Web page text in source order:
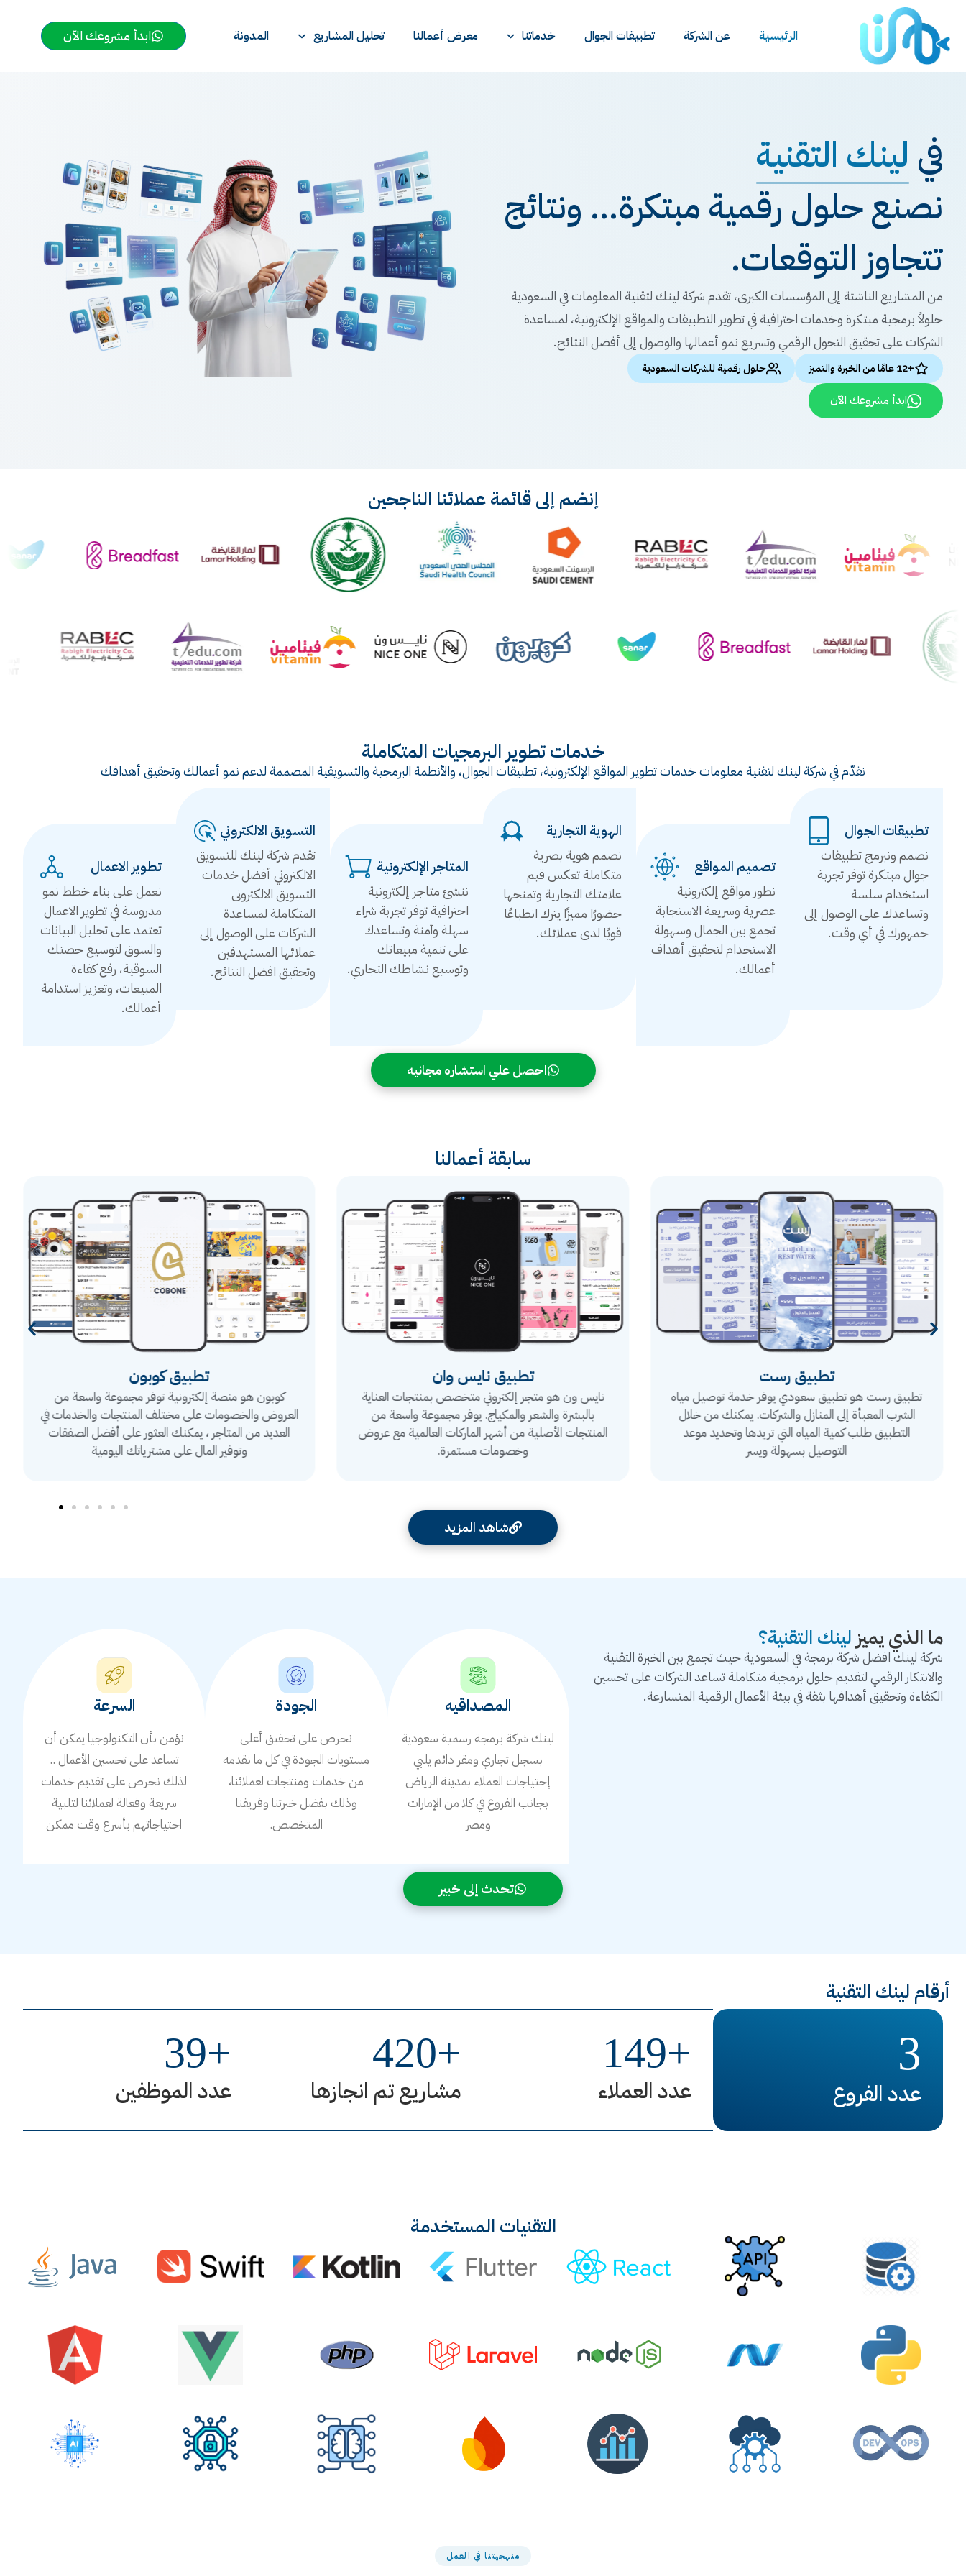
الرئيسية عن الشركة تطبيقات الجوال خدماتنا معرض أعمالنا تحليل المشاريع المدونة ابدأ مشروعك الآن
في لينك التقنية
نصنع حلول رقمية مبتكرة... ونتائج
تتجاوز التوقعات.
من المشاريع الناشئة إلى المؤسسات الكبرى، تقدم شركة لينك لتقنية المعلومات في السعودية
حلولاً برمجية مبتكرة وخدمات احترافية في تطوير التطبيقات والمواقع الإلكترونية، لمساعدة
الشركات على تحقيق التحول الرقمي وتسريع نمو أعمالها والوصول إلى أفضل النتائج.
+12 عامًا من الخبرة والتميز حلول رقمية للشركات السعودية
ابدأ مشروعك الآن
إنضم إلي قائمة عملائنا الناجحين
خدمات تطوير البرمجيات المتكاملة
نقدّم في شركة لينك لتقنية معلومات خدمات تطوير المواقع الإلكترونية، تطبيقات الجوال، والأنظمة البرمجية والتسويقية المصممة لدعم نمو أعمالك وتحقيق أهدافك
تطبيقات الجوال
نصمم ونبرمج تطبيقات
جوال مبتكرة توفر تجربة
استخدام سلسة
وتساعدك على الوصول إلى
جمهورك في أي وقت.
تصميم المواقع
نطور مواقع إلكترونية
عصرية وسريعة الاستجابة
تجمع بين الجمال وسهولة
الاستخدام لتحقيق أهداف
أعمالك.
الهوية التجارية
نصمم هوية بصرية
متكاملة تعكس قيم
علامتك التجارية وتمنحها
حضورًا مميزًا يترك انطباعًا
قويًا لدى عملائك.
المتاجر الإلكترونية
ننشئ متاجر إلكترونية
احترافية توفر تجربة شراء
سهلة وآمنة وتساعدك
على تنمية مبيعاتك
وتوسيع نشاطك التجاري.
التسويق الالكتروني
تقدم شركة لينك للتسويق
الالكتروني أفضل خدمات
التسويق الالكترونى
المتكاملة لمساعدة
الشركات على الوصول إلى
عملائها المستهدفين
وتحقيق افضل النتائج.
تطوير الاعمال
نعمل على بناء خطط نمو
مدروسة في تطوير الاعمال
تعتمد على تحليل البيانات
والسوق لتوسيع حصتك
السوقية، رفع كفاءة
المبيعات، وتعزيز استدامة
أعمالك.
احصل علي استشاره مجانيه
سابقة أعمالنا
تطبيق رست
تطبيق رست هو تطبيق سعودي يوفر خدمة توصيل مياه
الشرب المعبأة إلى المنازل والشركات. يمكنك من خلال
التطبيق طلب كمية المياه التي تريدها وتحديد موعد
التوصيل بسهولة ويسر
تطبيق نايس وان
نايس ون هو متجر إلكتروني متخصص بمنتجات العناية
بالبشرة والشعر والمكياج. يوفر مجموعة واسعة من
المنتجات الأصلية من أشهر الماركات العالمية مع عروض
وخصومات مستمرة.
تطبيق كوبون
كوبون هو منصة إلكترونية توفر مجموعة واسعة من
العروض والخصومات على مختلف المنتجات والخدمات في
العديد من المتاجر ، يمكنك العثور على أفضل الصفقات
وتوفير المال على مشترياتك اليومية
شاهد المزيد
ما الذي يميز لينك التقنية؟
شركة لينك افضل شركة برمجة في السعودية حيث تجمع بين الخبرة التقنية
والابتكار الرقمي لتقديم حلول برمجية متكاملة تساعد الشركات على تحسين
الكفاءة وتحقيق أهدافها بثقة في بيئة الأعمال الرقمية المتسارعة.
المصداقيه
لينك شركة برمجة رسمية سعودية
بسجل تجاري ومقر دائم يلبي
إحتياجات العملاء بمدينة الرياض
بجانب الفروع في كلا من الإمارات
ومصر
الجودة
نحرص على تحقيق أعلى
مستويات الجودة في كل ما نقدمه
من خدمات ومنتجات لعملائنا،
وذلك بفضل خبرتنا وفريقنا
المتخصص.
السرعة
نؤمن بأن التكنولوجيا يمكن أن
تساعد على تحسين الأعمال ..
لذلك نحرص على تقديم خدمات
سريعة وفعالة لعملائنا لتلبية
احتياجاتهم بأسرع وقت ممكن
تحدث إلى خبير
أرقام لينك التقنية
عدد الفروع
3
عدد العملاء
+
149
مشاريع تم انجازها
+
420
عدد الموظفين
+
39
التقنيات المستخدمة
منهجيتنا في العمل